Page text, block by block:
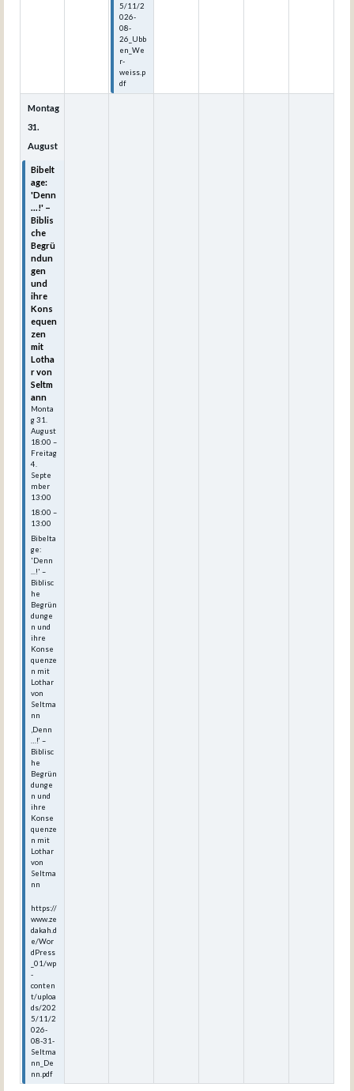
5/11/2
026-
08-
26_Ubb
en_We
r-
weiss.p
df
Montag
31.
August
Bibelt
age:
'Denn
...!' –
Biblis
che
Begrü
ndun
gen
und
ihre
Kons
equen
zen
mit
Lotha
r von
Seltm
ann
Monta
g31.
August
18:00 –
Freitag
4.
Septe
mber
13:00
18:00 –
13:00
Bibelta
ge:
'Denn
...!' –
Biblisc
he
Begrün
dunge
n und
ihre
Konse
quenze
n mit
Lothar
von
Seltma
nn
‚Denn
…!‘ –
Biblisc
he
Begrün
dunge
n und
ihre
Konse
quenze
n mit
Lothar
von
Seltma
nn
https://
www.ze
dakah.d
e/Wor
dPress
_01/wp
-
conten
t/uploa
ds/202
5/11/2
026-
08-31-
Seltma
nn_De
nn.pdf